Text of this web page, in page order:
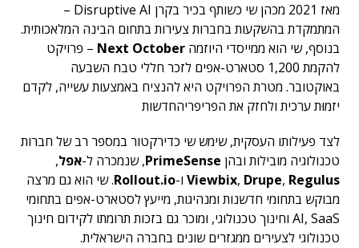
מאז 2021 מכהן שי כשותף בכיר בקרן Disruptive AI –
המתמקדת בהשקעות בחברות צעירות בתחום הבינה המלאכותית.
בנוסף, שי הוא ממייסדי היוזמה Next October – פרויקט
להקמת 1,200 סטארט-אפים לזכר חללי טבח השבעה
באוקטובר. מטרת הפרויקט היא להנציח באמצעות עשייה, לקדם
יזמוּת ערכית ולחזק את הפריפריהחדשות
לצד פעילותו העסקית, שימש שי כדירקטור במספר רב של חברות
טכנולוגיה מובילות ובהן PrimeSense, שנמכרה ל-אפל,
Viewbix, Drupe, Regulus ו-Rollout.io. שי הוא גם מרצה
מבוקש בתחומי חדשנות ומנהיגות, מייעץ לסטארט-אפים בתחומי
AI, SaaS וחינוך טכנולוגי, ומוכר גם בזכות תרומתו לקידום חינוך
טכנולוגי לצעירים ממגזרים שונים בחברה הישראלית.